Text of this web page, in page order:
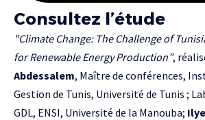
Consultez l’étude
"Climate Change: The Challenge of
for Renewable Energy Production”,
Abdessalem, Maître de conférences,
Gestion de Tunis, Université de Tunis ;
GDL, ENSI, Université de la Manouba;